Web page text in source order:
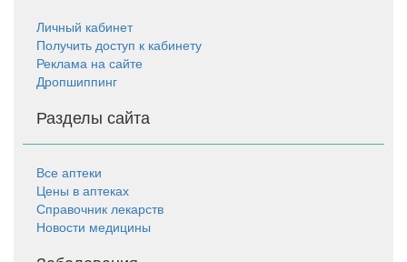
Личный кабинет
Получить доступ к кабинету
Реклама на сайте
Дропшиппинг
Разделы сайта
Все аптеки
Цены в аптеках
Справочник лекарств
Новости медицины